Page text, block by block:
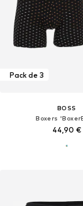
Pack de 3
BOSS
Boxers
44,90 €